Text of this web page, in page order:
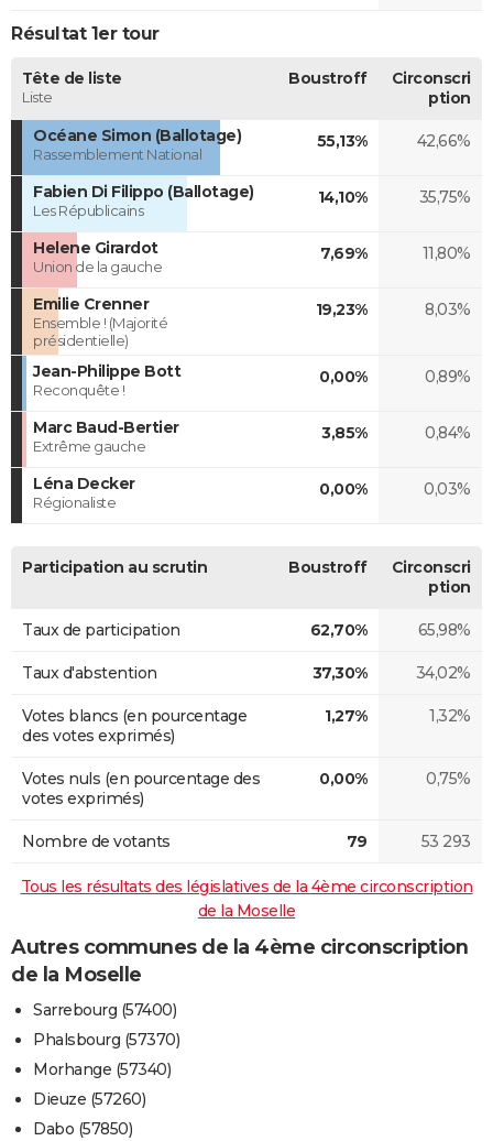
Résultat 1er tour
Tête de liste
Liste
Boustroff
Circonscri
ption
Océane Simon (Ballotage)
Rassemblement National
55,13% 42,66%
Fabien Di Filippo (Ballotage)
Les Républicains
14,10% 35,75%
Helene Girardot
Union de la gauche
7,69% 11,80%
Emilie Crenner
Ensemble ! (Majorité
présidentielle)
19,23% 8,03%
Jean-Philippe Bott
Reconquête !
0,00% 0,89%
Marc Baud-Bertier
Extrême gauche
3,85% 0,84%
Léna Decker
Régionaliste
0,00% 0,03%
Participation au scrutin Boustroff
Circonscri
ption
Taux de participation 62,70% 65,98%
Taux d'abstention 37,30% 34,02%
Votes blancs (en pourcentage
des votes exprimés)
1,27% 1,32%
Votes nuls (en pourcentage des
votes exprimés)
0,00% 0,75%
Nombre de votants 79 53 293
Tous les résultats des législatives de la 4ème circonscription
de la Moselle
Autres communes de la 4ème circonscription
de la Moselle
Sarrebourg (57400)
Phalsbourg (57370)
Morhange (57340)
Dieuze (57260)
Dabo (57850)